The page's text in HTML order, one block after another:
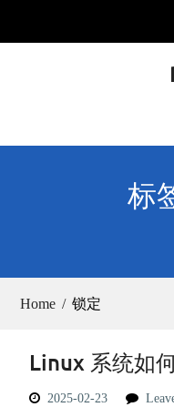
标
Home 锁定
Linux 系统如
2025-02-23